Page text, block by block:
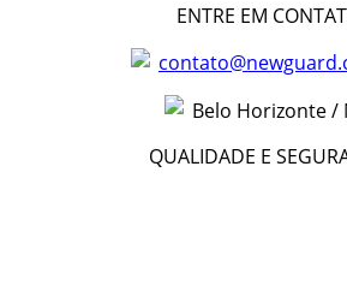
ENTRE EM
Belo Horizonte /
QUALIDADE E